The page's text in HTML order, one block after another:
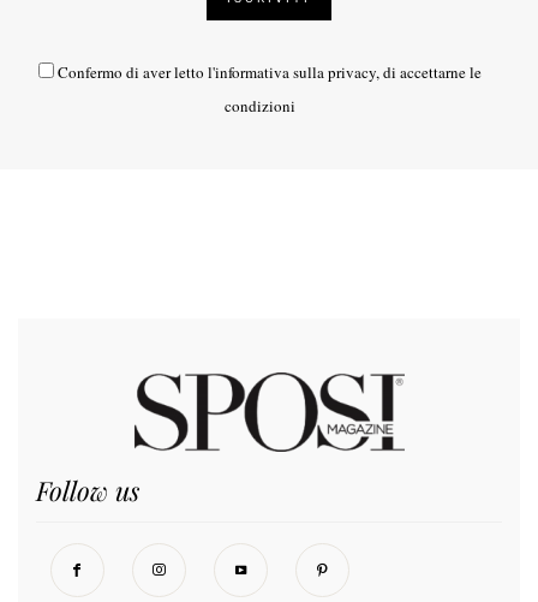
Confermo di aver letto l'informativa sulla privacy, di accettarne le
condizioni
Follow us